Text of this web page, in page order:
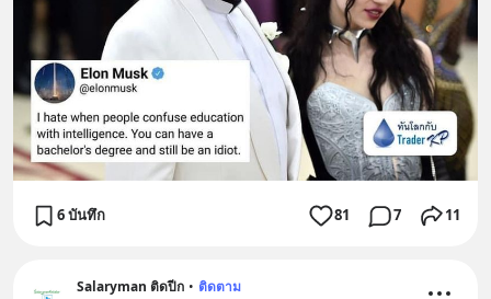
6 บันทึก 81 7 11
Salaryman ติดปีก • ติดตาม